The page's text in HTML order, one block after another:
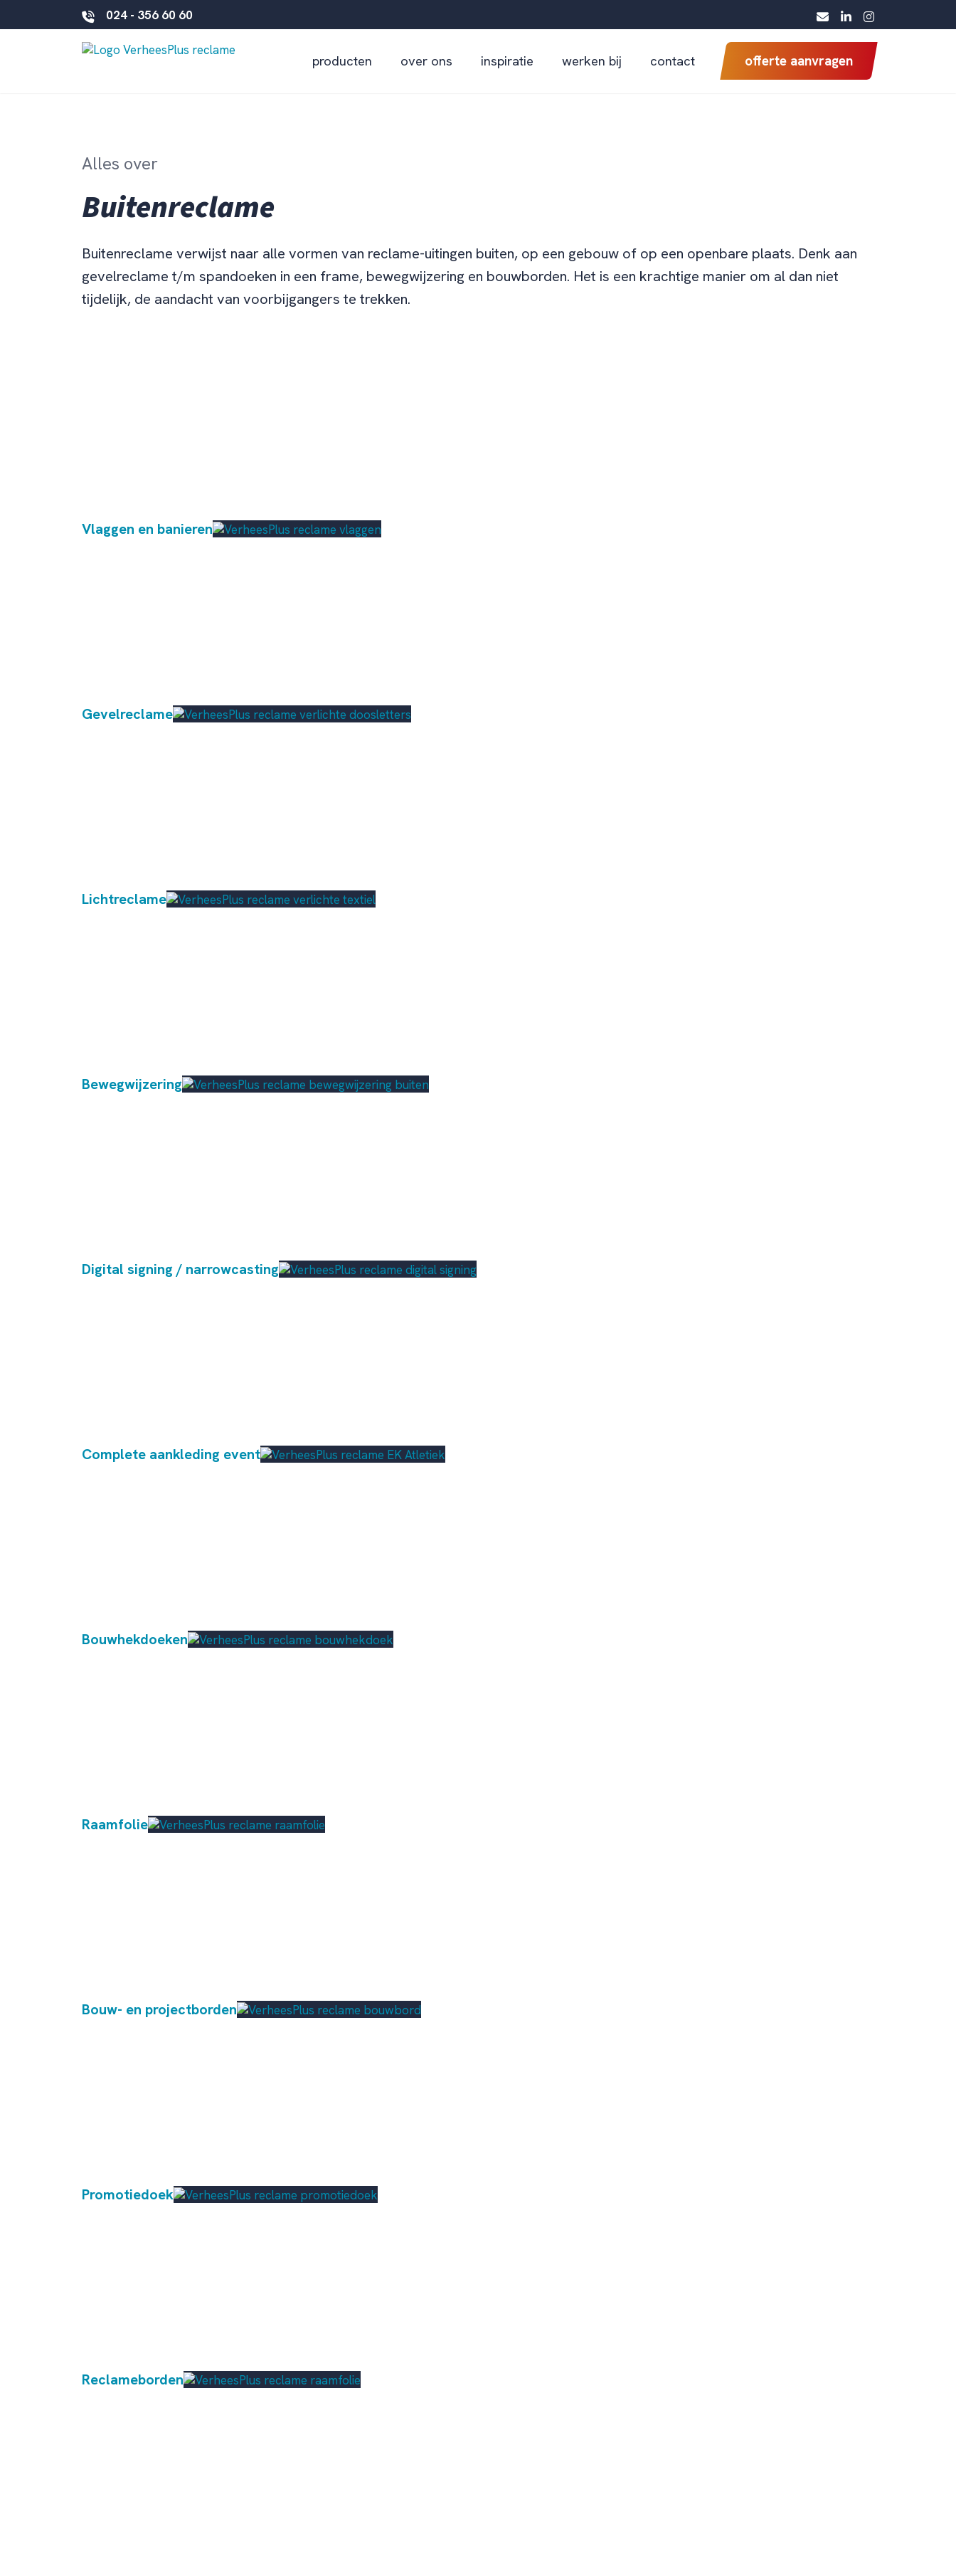
024 - 356 60 60
producten over ons inspiratie werken bij contact offerte aanvragen
Alles over
Buitenreclame
Buitenreclame verwijst naar alle vormen van reclame-uitingen buiten, op een gebouw of op een openbare plaats. Denk aan
gevelreclame t/m spandoeken in een frame, bewegwijzering en bouwborden. Het is een krachtige manier om al dan niet
tijdelijk, de aandacht van voorbijgangers te trekken.
Vlaggen en banieren
Gevelreclame
Lichtreclame
Bewegwijzering
Digital signing / narrowcasting
Complete aankleding event
Bouwhekdoeken
Raamfolie
Bouw- en projectborden
Promotiedoek
Reclameborden